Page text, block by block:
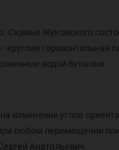
Жуковского
горизонтальная
водой бутылки.
изменение углов
любом перемещении
Анатольевич.